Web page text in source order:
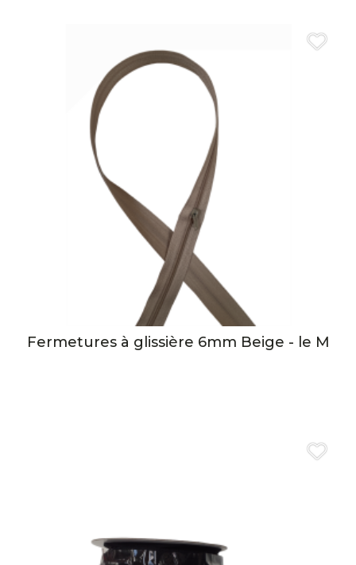
Fermetures à glissière 6mm Beige - le M